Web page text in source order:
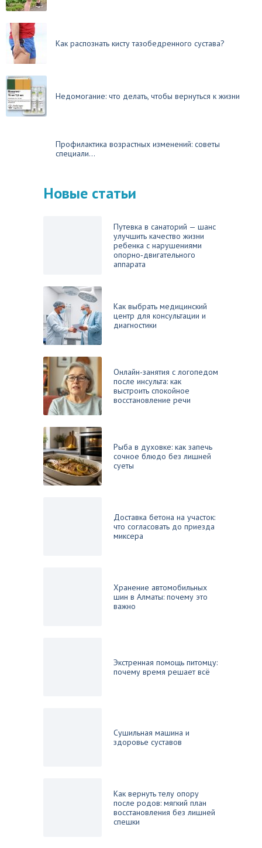
Как распознать кисту тазобедренного сустава?
Недомогание: что делать, чтобы вернуться к жизни
Профилактика возрастных изменений: советы
специали...
Новые статьи
Путевка в санаторий — шанс
улучшить качество жизни
ребенка с нарушениями
опорно‑двигательного
аппарата
Как выбрать медицинский
центр для консультации и
диагностики
Онлайн-занятия с логопедом
после инсульта: как
выстроить спокойное
восстановление речи
Рыба в духовке: как запечь
сочное блюдо без лишней
суеты
Доставка бетона на участок:
что согласовать до приезда
миксера
Хранение автомобильных
шин в Алматы: почему это
важно
Экстренная помощь питомцу:
почему время решает всё
Сушильная машина и
здоровье суставов
Как вернуть телу опору
после родов: мягкий план
восстановления без лишней
спешки